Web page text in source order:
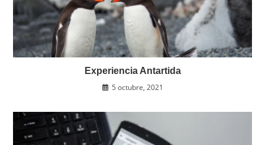
Experiencia Antartida
5 octubre, 2021